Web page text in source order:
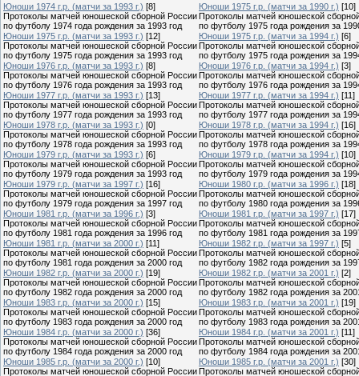
Юноши 1974 г.р. (матчи за 1993 г.) [8]
Протоколы матчей юношеской сборной России
по футболу 1974 года рождения за 1993 год
Юноши 1975 г.р. (матчи за 1990 г.) [10]
Протоколы матчей юношеской
по футболу 1975 года рождения за
Юноши 1975 г.р. (матчи за 1993 г.) [12]
Протоколы матчей юношеской сборной России
по футболу 1975 года рождения за 1993 год
Юноши 1975 г.р. (матчи за 1994 г.) [6]
Протоколы матчей юношеской
по футболу 1975 года рождения за
Юноши 1976 г.р. (матчи за 1993 г.) [8]
Протоколы матчей юношеской сборной России
по футболу 1976 года рождения за 1993 год
Юноши 1976 г.р. (матчи за 1994 г.) [3]
Протоколы матчей юношеской
по футболу 1976 года рождения за
Юноши 1977 г.р. (матчи за 1993 г.) [13]
Протоколы матчей юношеской сборной России
по футболу 1977 года рождения за 1993 год
Юноши 1977 г.р. (матчи за 1994 г.) [11]
Протоколы матчей юношеской
по футболу 1977 года рождения за
Юноши 1978 г.р. (матчи за 1993 г.) [0]
Протоколы матчей юношеской сборной России
по футболу 1978 года рождения за 1993 год
Юноши 1978 г.р. (матчи за 1994 г.) [16]
Протоколы матчей юношеской
по футболу 1978 года рождения за
Юноши 1979 г.р. (матчи за 1993 г.) [6]
Протоколы матчей юношеской сборной России
по футболу 1979 года рождения за 1993 год
Юноши 1979 г.р. (матчи за 1994 г.) [10]
Протоколы матчей юношеской
по футболу 1979 года рождения за
Юноши 1979 г.р. (матчи за 1997 г.) [16]
Протоколы матчей юношеской сборной России
по футболу 1979 года рождения за 1997 год
Юноши 1980 г.р. (матчи за 1996 г.) [18]
Протоколы матчей юношеской
по футболу 1980 года рождения за
Юноши 1981 г.р. (матчи за 1996 г.) [3]
Протоколы матчей юношеской сборной России
по футболу 1981 года рождения за 1996 год
Юноши 1981 г.р. (матчи за 1997 г.) [17]
Протоколы матчей юношеской
по футболу 1981 года рождения за
Юноши 1981 г.р. (матчи за 2000 г.) [11]
Протоколы матчей юношеской сборной России
по футболу 1981 года рождения за 2000 год
Юноши 1982 г.р. (матчи за 1997 г.) [5]
Протоколы матчей юношеской
по футболу 1982 года рождения за
Юноши 1982 г.р. (матчи за 2000 г.) [19]
Протоколы матчей юношеской сборной России
по футболу 1982 года рождения за 2000 год
Юноши 1982 г.р. (матчи за 2001 г.) [2]
Протоколы матчей юношеской
по футболу 1982 года рождения за
Юноши 1983 г.р. (матчи за 2000 г.) [15]
Протоколы матчей юношеской сборной России
по футболу 1983 года рождения за 2000 год
Юноши 1983 г.р. (матчи за 2001 г.) [19]
Протоколы матчей юношеской
по футболу 1983 года рождения за
Юноши 1984 г.р. (матчи за 2000 г.) [36]
Протоколы матчей юношеской сборной России
по футболу 1984 года рождения за 2000 год
Юноши 1984 г.р. (матчи за 2001 г.) [11]
Протоколы матчей юношеской
по футболу 1984 года рождения за
Юноши 1985 г.р. (матчи за 2000 г.) [10]
Протоколы матчей юношеской сборной России
Юноши 1985 г.р. (матчи за 2001 г.) [30]
Протоколы матчей юношеской